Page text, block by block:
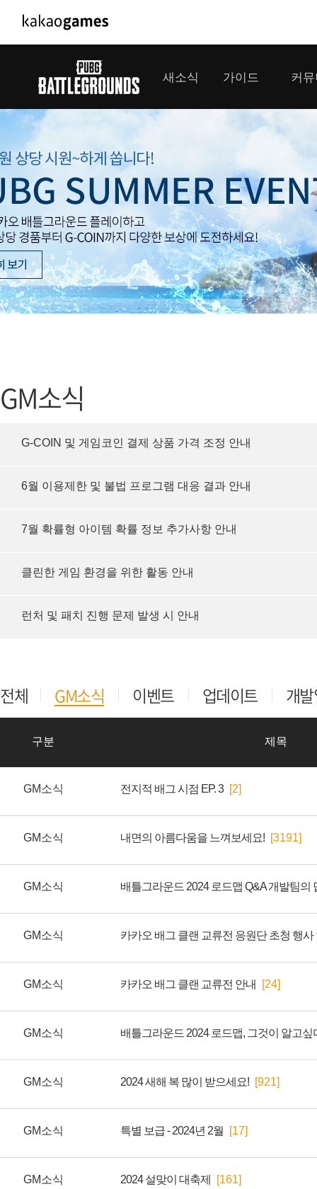
PC/모바일게임
도깨비의세계
아키에이지 워
아레스 : 라이즈 오브 가디언즈
배틀그라
패스 오브
패스 오브
모바일게임
우마무스메 프리티 더비
SMiniz
프렌즈팝콘
서비스
내정보
보안센터
새소식
이벤트
업데이트
대회소식
가이드 커
플레이
클랜
모집
GM소식
G-COIN 및 게임코인 결제 상품 가격 조정 안내
6월 이용제한 및 불법 프로그램 대응 결과 안내
7월 확률형 아이템 확률 정보 추가사항 안내
클린한 게임 환경을 위한 활동 안내
런처 및 패치 진행 문제 발생 시 안내
전체 GM소식 이벤트 업데이트 개
구분 제목
GM소식 전지적 배그 시점 EP. 3 [2]
GM소식 내면의 아름다움을 느껴보세요! [3191]
GM소식 배틀그라운드 2024 로드맵 Q&A 개발팀의
GM소식 카카오 배그 클랜 교류전 응원단 초청 행사
GM소식 카카오 배그 클랜 교류전 안내 [24]
GM소식 배틀그라운드 2024 로드맵, 그것이 알고싶
GM소식 2024 새해 복 많이 받으세요! [921]
GM소식 특별 보급 - 2024년 2월 [17]
GM소식 2024 설맞이 대축제 [161]